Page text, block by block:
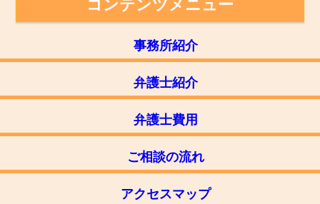
コンテンツメニュー
事務所紹介
弁護士紹介
弁護士費用
ご相談の流れ
アクセスマップ